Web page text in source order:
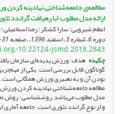
مطالعه‌ی جامعه‌شناختی نهادینه
ارائه مدل مطلوب (با رهیافت گراندد
اعظم شیرویی؛ سارا کشکر؛ رضا
دوره 6، شماره 3 ، اسفند 1396، ، صفحه 31-47
10.22124/jsmd.2018.2843
چکیده هدف: ورزش پدیده‌ای سازمان
گوناگون قابل بررسی است. یکی از
بودن آن و به تعبیری ورزش همگانی
مطالعه جامعه‌شناختی نهادینه کردن
مدل مطلوب می‌باشد.روش­شناسی: روش
و از نوع گراندد تئوری است. جامعه